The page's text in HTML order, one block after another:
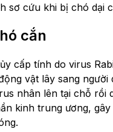
sơ cứu khi bị chó dại
cắn
cấp tính do virus
vật lây sang
nhân lên tại chỗ
kinh trung ương,